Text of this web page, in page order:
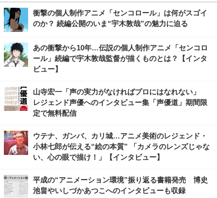
衝撃の個人制作アニメ「センコロール」は何がスゴイ
のか？ 続編公開のいま“宇木敦哉”の魅力に迫る
あの衝撃から10年…伝説の個人制作アニメ「センコロ
ール」続編で宇木敦哉監督が描くものとは？【インタ
ビュー】
山寺宏一「声の実力がなければプロにはなれない」
レジェンド声優へのインタビュー集「声優道」期間限
定で無料配信
ウテナ、ガンバ、カリ城…アニメ美術のレジェンド・
小林七郎が伝える“絵の本質” 「カメラのレンズじゃな
い、心の眼で描け！」【インタビュー】
平成の“アニメーション環境”振り返る書籍発売 博史
池畠やいしづかあつこへのインタビューも収録